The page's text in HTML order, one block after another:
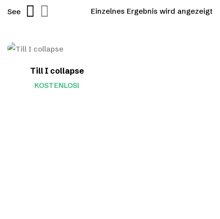
Einzelnes Ergebnis wird angezeigt
See
Till I collapse
KOSTENLOS!